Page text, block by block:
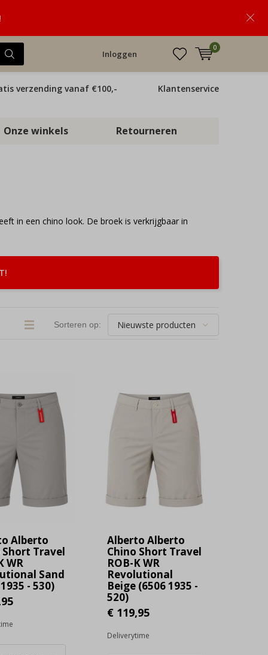
Inloggen
0
verzending vanaf €100,- Klantenservice
Onze winkels Retourneren
in een chino look. De broek is verkrijgbaar in
Sorteren op:
Alberto
Short Travel
WR
Sand
- 530)
Alberto Alberto
Chino Short Travel
ROB-K WR
Revolutional
Beige (6506 1935 -
520)
€ 119,95
Deliverytime